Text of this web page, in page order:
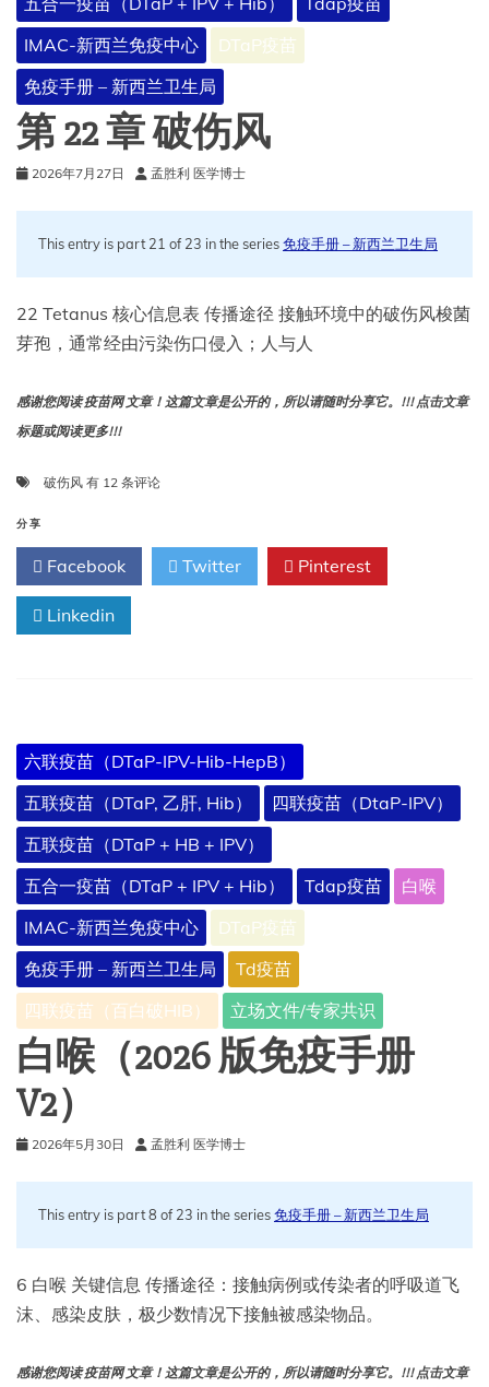
IMAC-新西兰免疫中心
DTaP疫苗
免疫手册 – 新西兰卫生局
第 22 章 破伤风
2026年7月27日 孟胜利 医学博士
This entry is part 21 of 23 in the series免疫手册 – 新西兰卫生局
22 Tetanus 核心信息表 传播途径 接触环境中的破伤风梭菌
芽孢，通常经由污染伤口侵入；人与人
感谢您阅读 疫苗网 文章！这篇文章是公开的，所以请随时分享它。!!! 点击文章
标题或阅读更多!!!
破伤风 第
破
伤
风
有 12 条评论
分享
Facebook Twitter Pinterest
Linkedin
六联疫苗（DTaP-IPV-Hib-HepB）
五联疫苗（DTaP, 乙肝, Hib）
四联疫苗（DtaP-IPV）
五联疫苗（DTaP + HB + IPV）
五合一疫苗（DTaP + IPV + Hib）
Tdap疫苗
白喉
IMAC-新西兰免疫中心
DTaP疫苗
免疫手册 – 新西兰卫生局
Td疫苗
四联疫苗（百白破HIB）
立场文件/专家共识
白喉（2026 版免疫手册
V2）
2026年5月30日 孟胜利 医学博士
This entry is part 8 of 23 in the series免疫手册 – 新西兰卫生局
6 白喉 关键信息 传播途径：接触病例或传染者的呼吸道飞
沫、感染皮肤，极少数情况下接触被感染物品。
感谢您阅读 疫苗网 文章！这篇文章是公开的，所以请随时分享它。!!! 点击文章